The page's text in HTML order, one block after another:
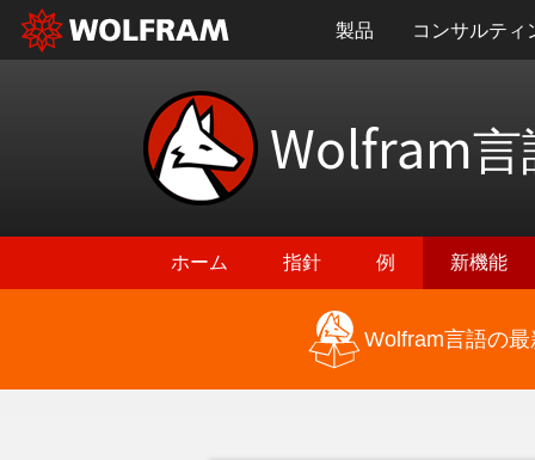
製品 コンサルティ
Wolfram言
ホーム 指針 例 新機能
Wolfram言語の